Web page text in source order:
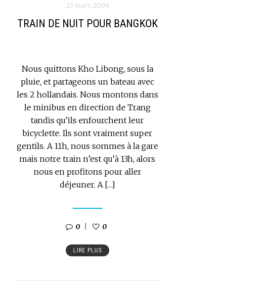
23 mars 2006
TRAIN DE NUIT POUR BANGKOK
Nous quittons Kho Libong, sous la
pluie, et partageons un bateau avec
les 2 hollandais. Nous montons dans
le minibus en direction de Trang
tandis qu’ils enfourchent leur
bicyclette. Ils sont vraiment super
gentils. A 11h, nous sommes à la gare
mais notre train n’est qu’à 13h, alors
nous en profitons pour aller
déjeuner. A […]
0 0
LIRE PLUS